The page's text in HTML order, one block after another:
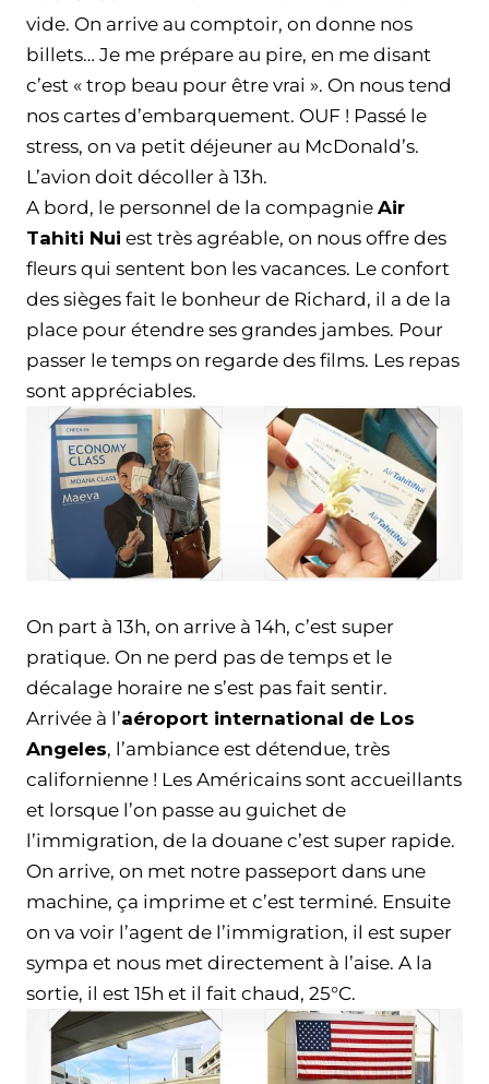
vide. On arrive au comptoir, on donne nos
billets… Je me prépare au pire, en me disant
c’est « trop beau pour être vrai ». On nous tend
nos cartes d’embarquement. OUF ! Passé le
stress, on va petit déjeuner au McDonald’s.
L’avion doit décoller à 13h.
A bord, le personnel de la compagnie Air
Tahiti Nui est très agréable, on nous offre des
fleurs qui sentent bon les vacances. Le confort
des sièges fait le bonheur de Richard, il a de la
place pour étendre ses grandes jambes. Pour
passer le temps on regarde des films. Les repas
sont appréciables.
On part à 13h, on arrive à 14h, c’est super
pratique. On ne perd pas de temps et le
décalage horaire ne s’est pas fait sentir.
Arrivée à l’aéroport international de Los
Angeles, l’ambiance est détendue, très
californienne ! Les Américains sont accueillants
et lorsque l’on passe au guichet de
l’immigration, de la douane c’est super rapide.
On arrive, on met notre passeport dans une
machine, ça imprime et c’est terminé. Ensuite
on va voir l’agent de l’immigration, il est super
sympa et nous met directement à l’aise. A la
sortie, il est 15h et il fait chaud, 25°C.